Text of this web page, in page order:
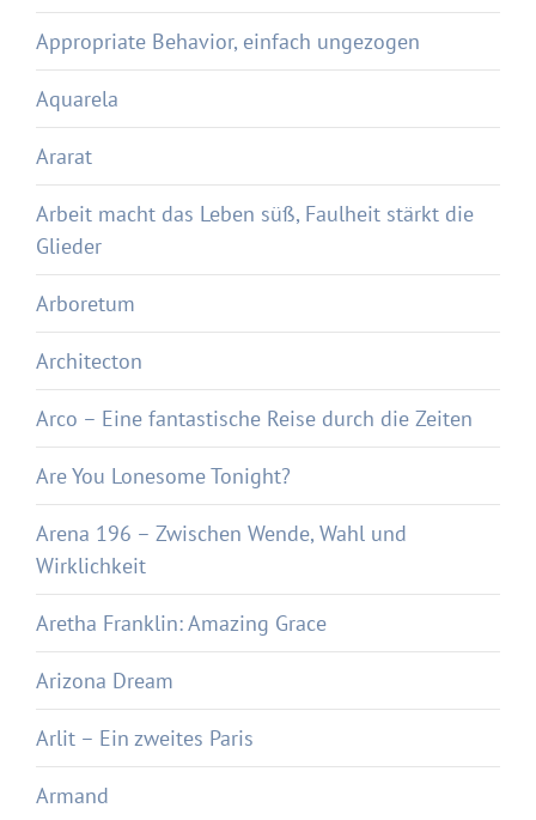
Appropriate Behavior, einfach ungezogen
Aquarela
Ararat
Arbeit macht das Leben süß, Faulheit stärkt die
Glieder
Arboretum
Architecton
Arco – Eine fantastische Reise durch die Zeiten
Are You Lonesome Tonight?
Arena 196 – Zwischen Wende, Wahl und
Wirklichkeit
Aretha Franklin: Amazing Grace
Arizona Dream
Arlit – Ein zweites Paris
Armand